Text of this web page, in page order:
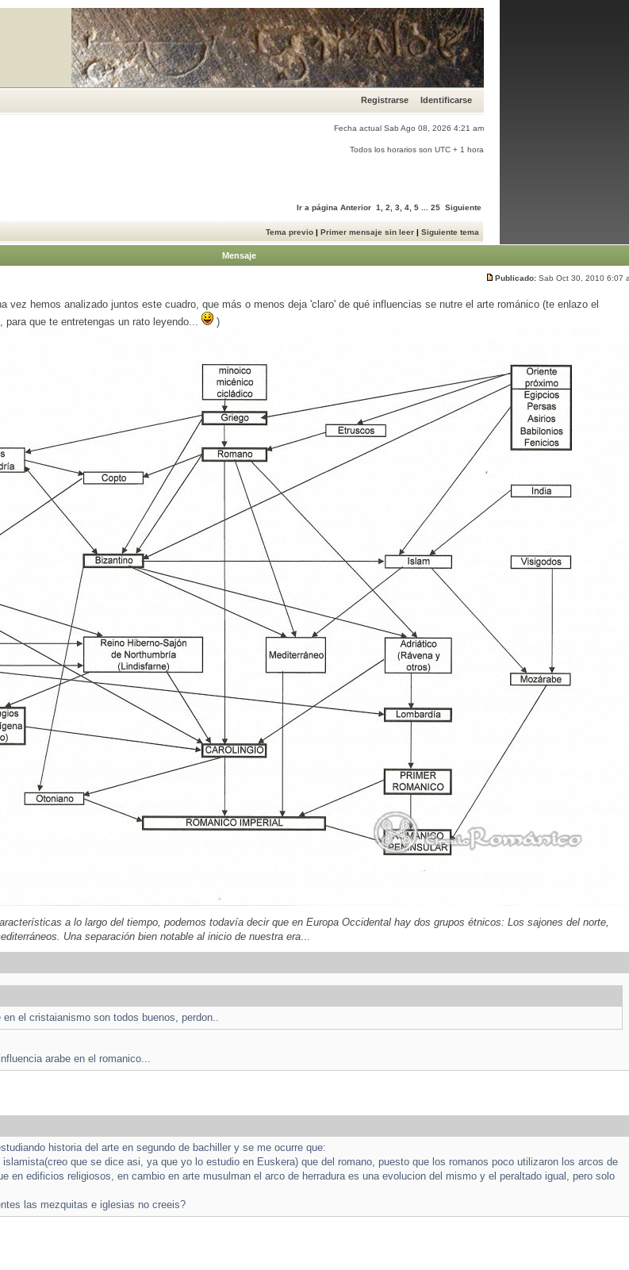
Registrarse Identificarse
Fecha actual Sab Ago 08, 2026 4:21 am
Todos los horarios son UTC + 1 hora
Ir a página Anterior 1 2 3 4 5 25 Siguiente
Tema previo | Primer mensaje sin leer | Siguiente tema
Mensaje
Publicado: Sab Oct 30, 2010 6:07
vez hemos analizado juntos este cuadro, que más o menos deja 'claro' de qué influencias se nutre el arte románico (te enlazo el
que te entretengas un rato leyendo...
)
a lo largo del tiempo, podemos todavía decir que en Europa Occidental hay dos grupos étnicos: Los sajones del norte,
Una separación bien notable al inicio de nuestra era...
el cristaianismo son todos buenos, perdon..
arabe en el romanico...
historia del arte en segundo de bachiller y se me ocurre que:
que se dice asi, ya que yo lo estudio en Euskera) que del romano, puesto que los romanos poco utilizaron los arcos de
en edificios religiosos, en cambio en arte musulman el arco de herradura es una evolucion del mismo y el peraltado igual, pero solo
las mezquitas e iglesias no creeis?